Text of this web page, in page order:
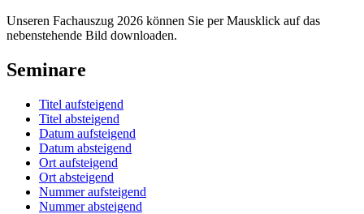
Unseren Fachauszug 2026 können Sie per Mausklick auf das
nebenstehende Bild downloaden.
Seminare
Titel aufsteigend
Titel absteigend
Datum aufsteigend
Datum absteigend
Ort aufsteigend
Ort absteigend
Nummer aufsteigend
Nummer absteigend